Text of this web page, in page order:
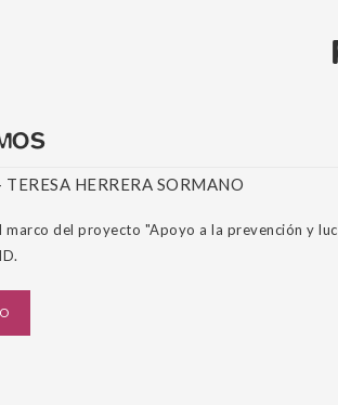
TERESA HERRERA SORMANO
del proyecto "Apoyo a la prevención y